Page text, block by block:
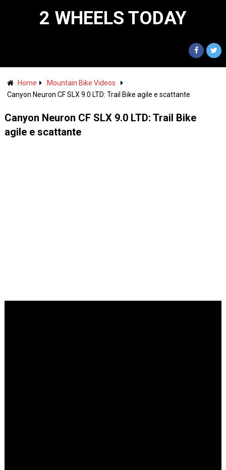
2 WHEELS TODAY
Home
Mountain Bike Videos
Canyon Neuron CF SLX 9.0 LTD: Trail Bike agile e scattante
Canyon Neuron CF SLX 9.0 LTD: Trail Bike
agile e scattante